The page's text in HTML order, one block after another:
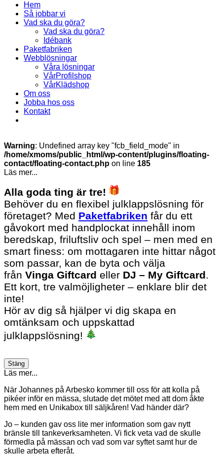
Hem
Så jobbar vi
Vad ska du göra?
Vad ska du göra?
Idébank
Paketfabriken
Webblösningar
Våra lösningar
VårProfilshop
VårKlädshop
Om oss
Jobba hos oss
Kontakt
Warning: Undefined array key "fcb_field_mode" in
/home/xmoms/public_html/wp-content/plugins/floating-
contact/floating-contact.php on line 185
Läs mer...
Alla goda ting är tre!
Behöver du en flexibel julklappslösning för
företaget? Med Paketfabriken får du ett
gåvokort med handplockat innehåll inom
beredskap, friluftsliv och spel – men med en
smart finess: om mottagaren inte hittar något
som passar, kan de byta och välja
från Vinga Giftcard eller DJ – My Giftcard.
Ett kort, tre valmöjligheter – enklare blir det
inte!
Hör av dig så hjälper vi dig skapa en
omtänksam och uppskattad
julklappslösning!
Stäng
Läs mer...
När Johannes på Arbesko kommer till oss för att kolla på
pikéer inför en mässa, slutade det mötet med att dom åkte
hem med en Unikabox till säljkåren! Vad händer där?
Jo – kunden gav oss lite mer information som gav nytt
bränsle till tankeverksamheten. Vi fick veta vad de skulle
förmedla på mässan och vad som var syftet samt hur de
skulle arbeta efteråt.